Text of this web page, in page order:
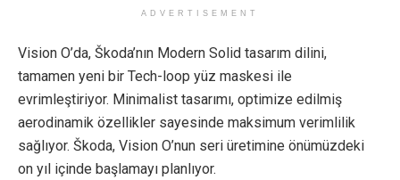
ADVERTISEMENT
Vision O’da, Škoda’nın Modern Solid tasarım dilini,
tamamen yeni bir Tech-loop yüz maskesi ile
evrimleştiriyor. Minimalist tasarımı, optimize edilmiş
aerodinamik özellikler sayesinde maksimum verimlilik
sağlıyor. Škoda, Vision O’nun seri üretimine önümüzdeki
on yıl içinde başlamayı planlıyor.